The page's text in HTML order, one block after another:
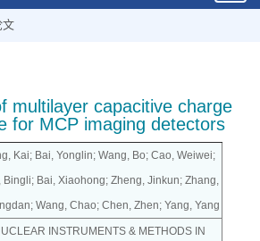
文
multilayer capacitive charge
for MCP imaging detectors
Kai; Bai, Yonglin; Wang, Bo; Cao, Weiwei;
Bingli; Bai, Xiaohong; Zheng, Jinkun; Zhang,
Wang, Chao; Chen, Zhen; Yang, Yang
INSTRUMENTS & METHODS IN